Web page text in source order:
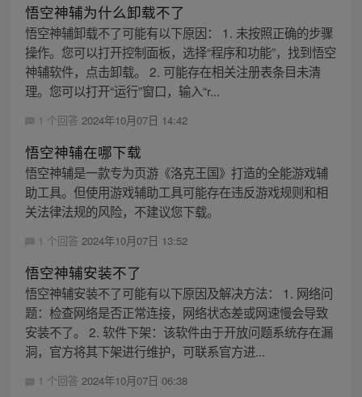
悟空神辅为什么卸载不了
悟空神辅卸载不了可能有以下原因： 1. 未按照正确的步骤
操作。您可以打开控制面板，选择“程序和功能”，找到悟空
神辅软件，点击卸载。 2. 可能存在相关注册表条目未清
理。您可以打开“运行”窗口，输入“r...
1 个回答 2024年10月07日 14:42
悟空神辅在哪下载
悟空神辅是一款专为页游《洛克王国》打造的全能游戏辅
助工具。但使用游戏辅助工具可能存在违反游戏规则和相
关法律法规的风险，不建议您下载。
1 个回答 2024年10月07日 13:52
悟空神辅安装不了
悟空神辅安装不了可能有以下原因及解决方法： 1. 网络问
题：检查网络是否正常连接，网络状态差或网速慢会导致
安装不了。 2. 软件下架：该软件由于开放问题系统存在漏
洞，官方将其下架进行维护，可联系官方进...
1 个回答 2024年10月07日 06:38